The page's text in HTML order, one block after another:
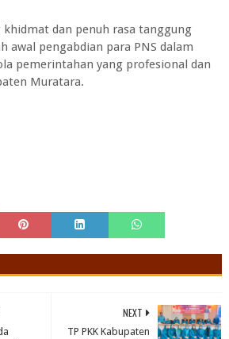
dan penuh rasa tanggung
awal pengabdian para PNS dalam
pemerintahan yang profesional dan
Muratara.
NEXT
TP PKK Kabupaten